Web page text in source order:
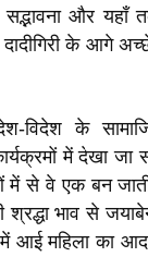
सद्भावना और
दादीगिरी के आगे
विदेश के
में देखा
में से वे एक बन
श्रद्धा भाव से
में आई महिला का